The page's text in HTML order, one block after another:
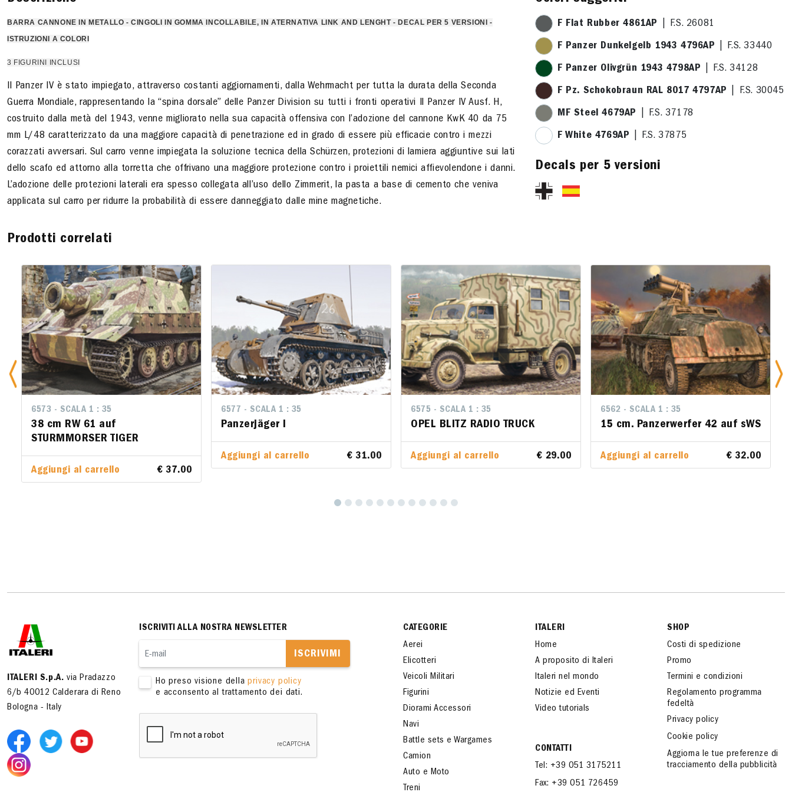
BARRA CANNONE IN METALLO - CINGOLI IN GOMMA INCOLLABILE, IN ATERNATIVA LINK AND LENGHT - DECAL PER 5 VERSIONI -
ISTRUZIONI A COLORI
3 FIGURINI INCLUSI
Il Panzer IV è stato impiegato, attraverso costanti aggiornamenti, dalla Wehrmacht per tutta la durata della Seconda
Guerra Mondiale, rappresentando la “spina dorsale” delle Panzer Division su tutti i fronti operativi Il Panzer IV Ausf. H,
costruito dalla metà del 1943, venne migliorato nella sua capacità offensiva con l’adozione del cannone KwK 40 da 75
mm L/48 caratterizzato da una maggiore capacità di penetrazione ed in grado di essere più efficacie contro i mezzi
corazzati avversari. Sul carro venne impiegata la soluzione tecnica della Schürzen, protezioni di lamiera aggiuntive sui lati
dello scafo ed attorno alla torretta che offrivano una maggiore protezione contro i proiettili nemici affievolendone i danni.
L’adozione delle protezioni laterali era spesso collegata all’uso dello Zimmerit, la pasta a base di cemento che veniva
applicata sul carro per ridurre la probabilità di essere danneggiato dalle mine magnetiche.
F Flat Rubber 4861AP | F.S. 26081
F Panzer Dunkelgelb 1943 4796AP | F.S. 33440
F Panzer Olivgrün 1943 4798AP | F.S. 34128
F Pz. Schokobraun RAL 8017 4797AP | F.S. 30045
MF Steel 4679AP | F.S. 37178
F White 4769AP | F.S. 37875
Decals per 5 versioni
Prodotti correlati
6573 - SCALA 1 : 35
38 cm RW 61 auf
STURMMORSER TIGER
Aggiungi al carrello € 37.00
6577 - SCALA 1 : 35
Panzerjäger I
Aggiungi al carrello € 31.00
6575 - SCALA 1 : 35
OPEL BLITZ RADIO TRUCK
Aggiungi al carrello € 29.00
6562 - SCALA 1 : 35
15 cm. Panzerwerfer 42 auf sWS
Aggiungi al carrello € 32.00
6577 - SCALA 1 : 35
Panzerjäger I
Aggiungi al carrello € 31.00
6575 - SCALA 1 : 35
OPEL BLITZ RADIO TRUCK
Aggiungi al carrello € 29.00
6562 - SCALA 1 : 35
15 cm. Panzerwerfer 42 auf
sWS
Aggiungi al carrello € 32.00
ITALERI S.p.A. via Pradazzo
6/b 40012 Calderara di Reno
Bologna - Italy
ISCRIVITI ALLA NOSTRA NEWSLETTER
ISCRIVIMI
Ho preso visione dellaprivacy policy
e acconsento al trattamento dei dati.
CATEGORIE
Aerei
Elicotteri
Veicoli Militari
Figurini
Diorami Accessori
Navi
Battle sets e Wargames
Camion
Auto e Moto
Treni
ITALERI
Home
A proposito di Italeri
Italeri nel mondo
Notizie ed Eventi
Video tutorials
CONTATTI
Tel: +39 051 3175211
Fax: +39 051 726459
SHOP
Costi di spedizione
Promo
Termini e condizioni
Regolamento programma
fedeltà
Privacy policy
Cookie policy
Aggiorna le tue preferenze di
tracciamento della pubblicità